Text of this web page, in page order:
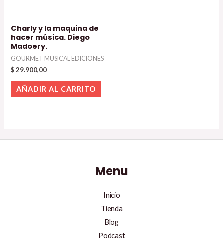
Charly y la maquina de
hacer música. Diego
Madoery.
GOURMET MUSICAL EDICIONES
$29.900,00
AÑADIR AL CARRITO
Menu
Inicio
Tienda
Blog
Podcast